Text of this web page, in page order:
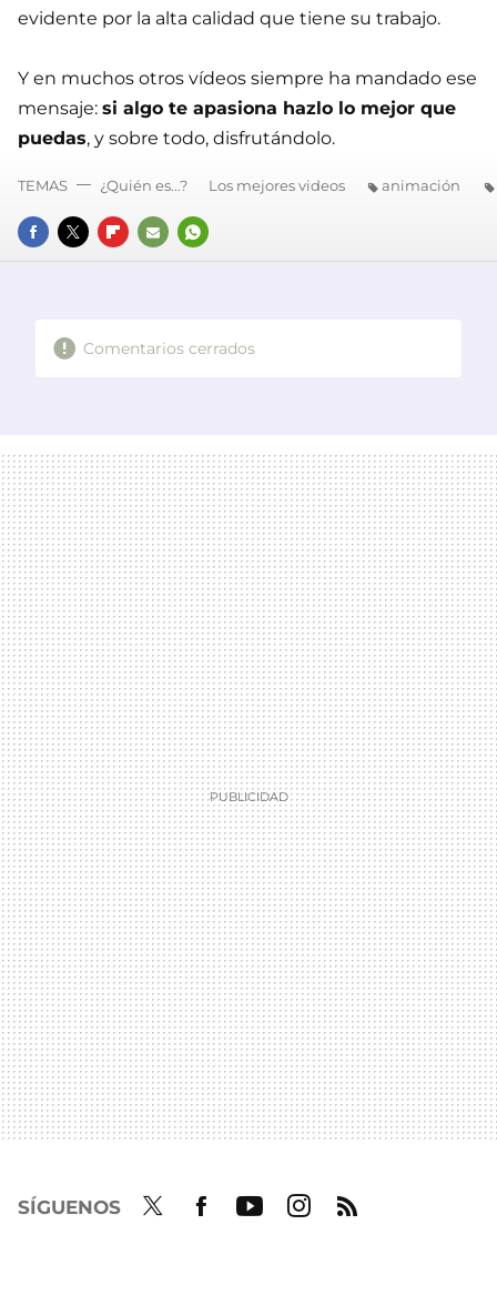
evidente por la alta calidad que tiene su trabajo.
Y en muchos otros vídeos siempre ha mandado ese
mensaje: si algo te apasiona hazlo lo mejor que
puedas, y sobre todo, disfrutándolo.
FACEBOOK
TWITTERFLIPBOARD
E-
WHATSAPP
TEMAS ¿Quién es...? Los mejores videos animación
Comentarios cerrados
SÍGUENOS